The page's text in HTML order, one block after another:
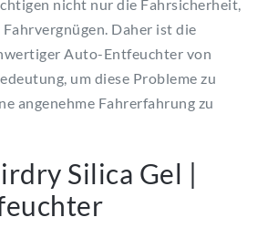
nicht nur die Fahrsicherheit,
Daher ist die
Auto-Entfeuchter von
um diese Probleme zu
angenehme Fahrerfahrung zu
Silica Gel |